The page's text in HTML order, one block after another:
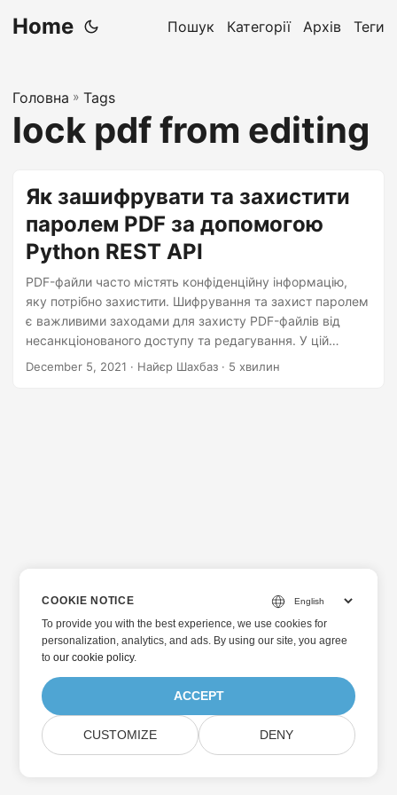
Home Пошук Категорії Архів Теги
Головна » Tags
lock pdf from editing
Як зашифрувати та захистити
паролем PDF за допомогою
Python REST API
PDF-файли часто містять конфіденційну інформацію,
яку потрібно захистити. Шифрування та захист паролем
є важливими заходами для захисту PDF-файлів від
несанкціонованого доступу та редагування. У цій
публікації блогу ми проведемо вас через процес
December 5, 2021 · Найєр Шахбаз · 5 хвилин
COOKIE NOTICE
To provide you with the best experience, we use cookies for
personalization, analytics, and ads. By using our site, you agree
toour cookie policy.
ACCEPT
CUSTOMIZE DENY